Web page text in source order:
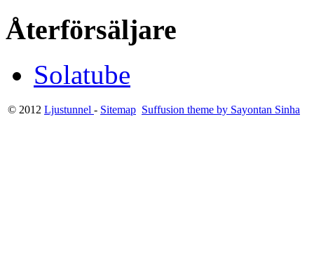
Återförsäljare
Solatube
© 2012 Ljustunnel - Sitemap Suffusion theme by Sayontan Sinha